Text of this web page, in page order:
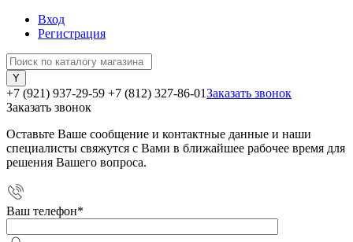
Вход
Регистрация
+7 (921) 937-29-59 +7 (812) 327-86-01Заказать звонок
Заказать звонок
Оставьте Ваше сообщение и контактные данные и наши
специалисты свяжутся с Вами в ближайшее рабочее время для
решения Вашего вопроса.
Ваш телефон*